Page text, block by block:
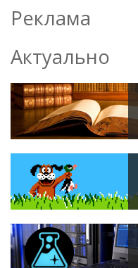
Реклама
Актуально